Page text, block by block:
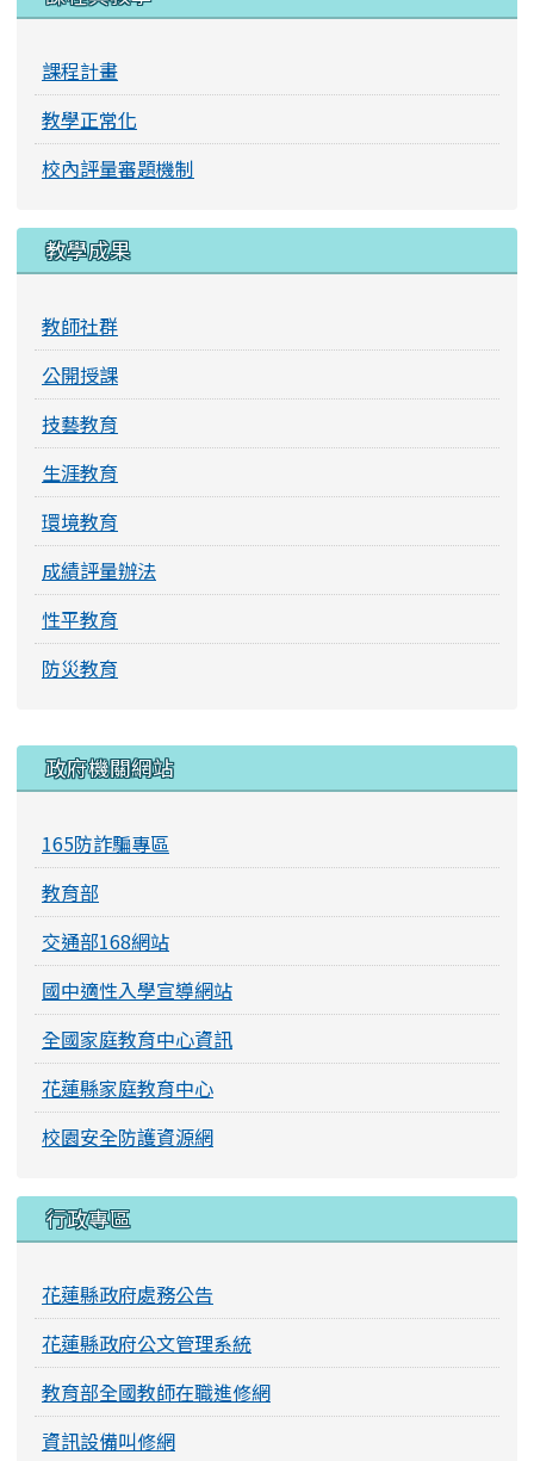
課程計畫
教學正常化
校內評量審題機制
教學成果
教師社群
公開授課
技藝教育
生涯教育
環境教育
成績評量辦法
性平教育
防災教育
右邊區域內容
政府機關網站
165防詐騙專區
教育部
交通部168網站
國中適性入學宣導網站
全國家庭教育中心資訊
花蓮縣家庭教育中心
校園安全防護資源網
行政專區
花蓮縣政府處務公告
花蓮縣政府公文管理系統
教育部全國教師在職進修網
資訊設備叫修網